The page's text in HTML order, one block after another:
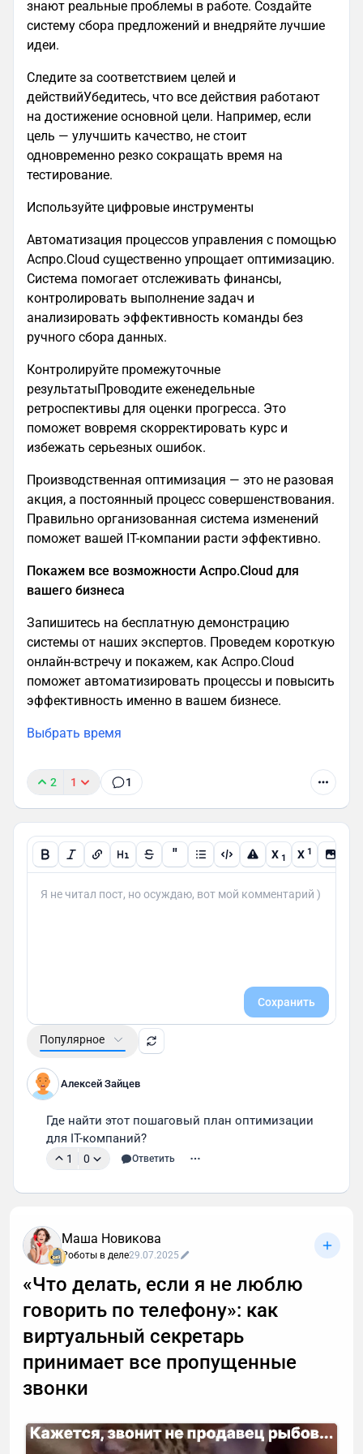
знают реальные проблемы в работе. Создайте
систему сбора предложений и внедряйте лучшие
идеи.
Следите за соответствием целей и
действийУбедитесь, что все действия работают
на достижение основной цели. Например, если
цель — улучшить качество, не стоит
одновременно резко сокращать время на
тестирование.
Используйте цифровые инструменты
Автоматизация процессов управления с помощью
Аспро.Cloud существенно упрощает оптимизацию.
Система помогает отслеживать финансы,
контролировать выполнение задач и
анализировать эффективность команды без
ручного сбора данных.
Контролируйте промежуточные
результатыПроводите еженедельные
ретроспективы для оценки прогресса. Это
поможет вовремя скорректировать курс и
избежать серьезных ошибок.
Производственная оптимизация — это не разовая
акция, а постоянный процесс совершенствования.
Правильно организованная система изменений
поможет вашей IT-компании расти эффективно.
Покажем все возможности Аспро.Cloud для
вашего бизнеса
Запишитесь на бесплатную демонстрацию
системы от наших экспертов. Проведем короткую
онлайн-встречу и покажем, как Аспро.Cloud
поможет автоматизировать процессы и повысить
эффективность именно в вашем бизнесе.
Выбрать время
2 1 1
" X 1 X 1
Сохранить
Популярное
Алексей Зайцев
Где найти этот пошаговый план оптимизации
для IT-компаний?
1 0 Ответить
Маша Новикова
Роботы в деле29.07.2025
«Что делать, если я не люблю
говорить по телефону»: как
виртуальный секретарь
принимает все пропущенные
звонки